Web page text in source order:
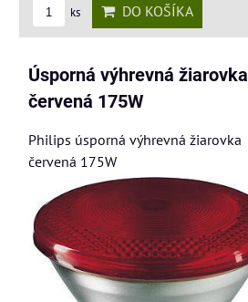
ks DO KOŠÍKA
Úsporná výhrevná žiarovka
červená 175W
Philips úsporná výhrevná žiarovka
červená 175W